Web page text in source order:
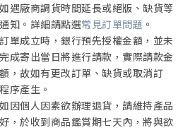
遇廠商調貨時間延長或絕版、缺貨等
知。詳細請點選常見訂單問題 。
單成立時，銀行預先授權金額，並未
成寄出當日將進行請款，實際請款金
，故如有更改訂單、缺貨或取消訂
序產生。
因個人因素欲辦理退貨，請維持產品
，於收到商品鑑賞期七天內，將與欲